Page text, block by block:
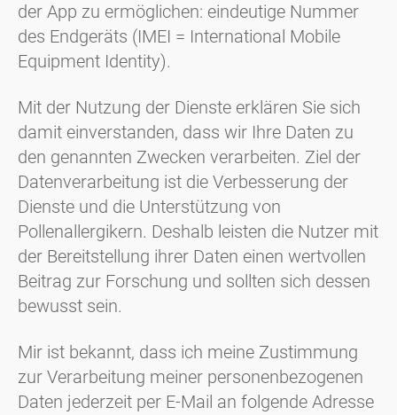
der App zu ermöglichen: eindeutige Nummer
des Endgeräts (IMEI = International Mobile
Equipment Identity).
Mit der Nutzung der Dienste erklären Sie sich
damit einverstanden, dass wir Ihre Daten zu
den genannten Zwecken verarbeiten. Ziel der
Datenverarbeitung ist die Verbesserung der
Dienste und die Unterstützung von
Pollenallergikern. Deshalb leisten die Nutzer mit
der Bereitstellung ihrer Daten einen wertvollen
Beitrag zur Forschung und sollten sich dessen
bewusst sein.
Mir ist bekannt, dass ich meine Zustimmung
zur Verarbeitung meiner personenbezogenen
Daten jederzeit per E-Mail an folgende Adresse